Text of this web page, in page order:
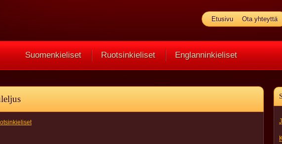
Etusivu Ota yhteyttä
Suomenkieliset Ruotsinkieliset Englanninkieliset